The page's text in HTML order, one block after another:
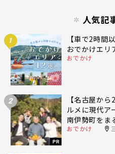
人気記
1
【車で2時間
おでかけエリ
おでかけ
2
PR
【名古屋か
ルメに現代ア
南伊勢町をま
おでかけ